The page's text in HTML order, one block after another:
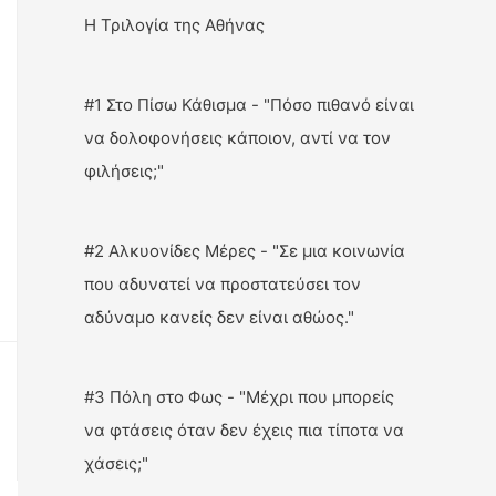
Η Τριλογία της Αθήνας
#1 Στο Πίσω Κάθισμα - "Πόσο πιθανό είναι
να δολοφονήσεις κάποιον, αντί να τον
φιλήσεις;"
#2 Αλκυονίδες Μέρες - "Σε μια κοινωνία
που αδυνατεί να προστατεύσει τον
αδύναμο κανείς δεν είναι αθώος."
#3 Πόλη στο Φως - "Μέχρι που μπορείς
να φτάσεις όταν δεν έχεις πια τίποτα να
χάσεις;"